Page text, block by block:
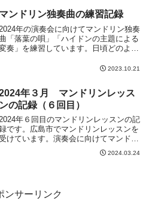
マンドリン独奏曲の練習記録
2024年の演奏会に向けてマンドリン独奏
曲「落葉の唄」「ハイドンの主題による
奏」を練習しています。日頃どのよう
2023.10.21
年３月 マンドリンレッス
ンの記録（６回目）
年６回目のマンドリンレッスンの記
です。広島市でマンドリンレッスンを
けています。演奏会に向けてマンドリ
ン独奏曲を練習しています。６回目のマ
ンドリンレッスンは落葉の唄とハイドン
2024.03.24
ンサーリンク